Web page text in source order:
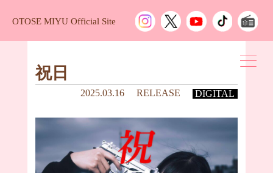
OTOSE MIYU Official Site
祝日
2025.03.16 RELEASE DIGITAL